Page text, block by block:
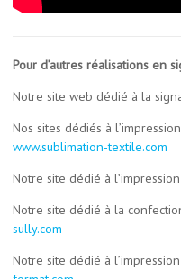
Pour d’autres réalisations en
Notre site web dédié à la
Nos sites dédiés à
www.sublimation-textile.com
Notre site dédié à
Notre site dédié à la
sully.com
Notre site dédié à